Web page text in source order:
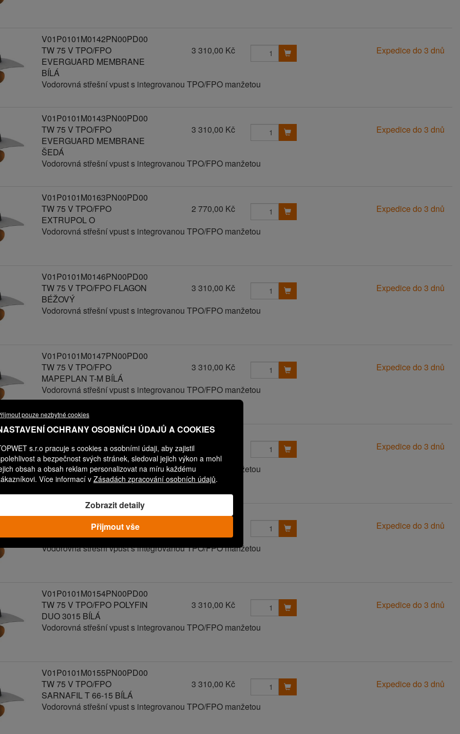
pouze nezbytné cookies
OCHRANY OSOBNÍCH ÚDAJŮ A COOKIES
s.r.o pracuje s cookies a osobními údaji, aby zajistil
a bezpečnost svých stránek, sledoval jejich výkon a mohl
obsah a obsah reklam personalizovat na míru každému
Více informací v Zásadách zpracování osobních údajů.
Zobrazit detaily
Přijmout vše
V01P0101M0142PN00PD00
TW 75 V TPO/FPO
EVERGUARD MEMBRANE
BÍLÁ
3 310,00 Kč Expedice do 3 dnů
Vodorovná střešní vpust s integrovanou TPO/FPO manžetou
V01P0101M0143PN00PD00
TW 75 V TPO/FPO
EVERGUARD MEMBRANE
ŠEDÁ
3 310,00 Kč Expedice do 3 dnů
Vodorovná střešní vpust s integrovanou TPO/FPO manžetou
V01P0101M0163PN00PD00
TW 75 V TPO/FPO
EXTRUPOL O
2 770,00 Kč
Expedice do 3 dnů
Vodorovná střešní vpust s integrovanou TPO/FPO manžetou
V01P0101M0146PN00PD00
TW 75 V TPO/FPO FLAGON
BÉŽOVÝ
3 310,00 Kč
Expedice do 3 dnů
Vodorovná střešní vpust s integrovanou TPO/FPO manžetou
V01P0101M0147PN00PD00
TW 75 V TPO/FPO
MAPEPLAN T-M BÍLÁ
3 310,00 Kč
Expedice do 3 dnů
Vodorovná střešní vpust s integrovanou TPO/FPO manžetou
V01P0101M0148PN00PD00
TW 75 V TPO/FPO
MAPEPLAN T-M TM.ŠEDÁ
3 310,00 Kč
Expedice do 3 dnů
Vodorovná střešní vpust s integrovanou TPO/FPO manžetou
V01P0101M0152PN00PD00
TW 75 V TPO/FPO
MONARFIN FM
Expedice do 3 dnů
Vodorovná střešní vpust s integrovanou TPO/FPO manžetou
V01P0101M0154PN00PD00
TW 75 V TPO/FPO POLYFIN
DUO 3015 BÍLÁ
3 310,00 Kč
Expedice do 3 dnů
Vodorovná střešní vpust s integrovanou TPO/FPO manžetou
V01P0101M0155PN00PD00
TW 75 V TPO/FPO
SARNAFIL T 66-15 BÍLÁ
3 310,00 Kč
Expedice do 3 dnů
Vodorovná střešní vpust s integrovanou TPO/FPO manžetou